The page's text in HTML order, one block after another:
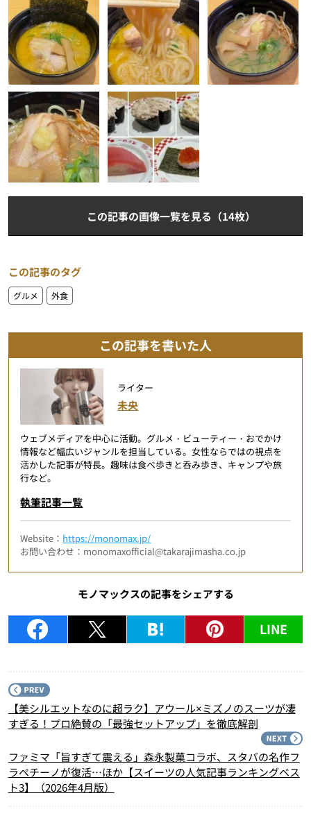
この記事の画像一覧を見る（14枚）
この記事のタグ
グルメ 外食
この記事を書いた人
ライター
未央
ウェブメディアを中心に活動。グルメ・ビューティー・おでかけ
情報など幅広いジャンルを担当している。女性ならではの視点を
活かした記事が特長。趣味は食べ歩きと呑み歩き、キャンプや旅
行など。
執筆記事一覧
Website： https://monomax.jp/
お問い合わせ：monomaxofficial@takarajimasha.co.jp
モノマックスの記事をシェアする
LINE
【美シルエットなのに超ラク】アウール×ミズノのスーツが凄
すぎる！プロ絶賛の「最強セットアップ」を徹底解剖
ファミマ「旨すぎて震える」森永製菓コラボ、スタバの名作フ
ラペチーノが復活…ほか【スイーツの人気記事ランキングベス
ト3】（2026年4月版）